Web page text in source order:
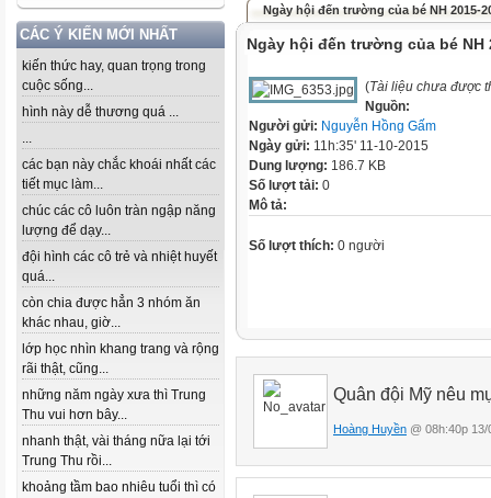
CÁC Ý KIẾN MỚI NHẤT
kiến thức hay, quan trọng trong
cuộc sống...
hình này dễ thương quá ...
...
các bạn này chắc khoái nhất các
tiết mục làm...
chúc các cô luôn tràn ngập năng
lượng để dạy...
đội hình các cô trẻ và nhiệt huyết
quá...
còn chia được hẳn 3 nhóm ăn
khác nhau, giờ...
lớp học nhìn khang trang và rộng
rãi thật, cũng...
những năm ngày xưa thì Trung
Thu vui hơn bây...
nhanh thật, vài tháng nữa lại tới
Trung Thu rồi...
khoảng tầm bao nhiêu tuổi thì có
Ngày hội đến trường của bé NH 2015-
Ngày hội đến trường của bé NH
(Tài liệu chưa được
Nguồn:
Người gửi: Nguyễn Hồng Gấm
Ngày gửi: 11h:35' 11-10-2015
Dung lượng: 186.7 KB
Số lượt tải: 0
Mô tả:
Số lượt thích: 0 người
Quân đội Mỹ nêu
Hoàng Huyền @ 08h:40p 13/